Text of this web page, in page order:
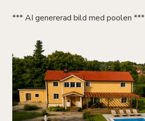
*** AI genererad bild med poolen ***